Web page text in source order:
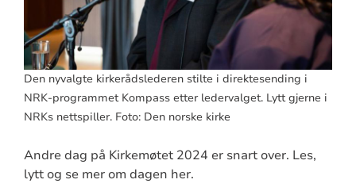
Den nyvalgte kirkerådslederen stilte i direktesending i
NRK-programmet Kompass etter ledervalget. Lytt gjerne i
NRKs nettspiller. Foto: Den norske kirke
Andre dag på Kirkemøtet 2024 er snart over. Les,
lytt og se mer om dagen her.